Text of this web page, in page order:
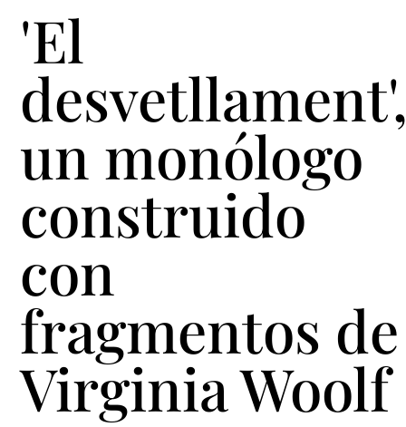
'El
un monólogo
construido
con
fragmentos de
Virginia Woolf